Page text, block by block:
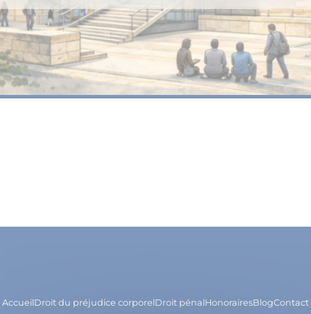
AccueilDroit du préjudice corporelDroit pénalHonorairesBlogContact